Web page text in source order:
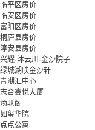
临平区房价
临安区房价
富阳区房价
桐庐县房价
淳安县房价
兴耀·沐云川·金沙院子
绿城湖映金沙轩
青潮汇中心
志合鑫悦大厦
汤联阁
如玺华院
点点公寓